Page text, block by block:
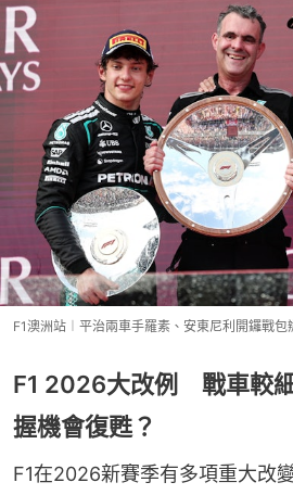
F1澳洲站︱平治兩車手羅素、安東尼利開鑼戰包
F1 2026大改例 戰車較
握機會復甦？
F1在2026新賽季有多項重大改